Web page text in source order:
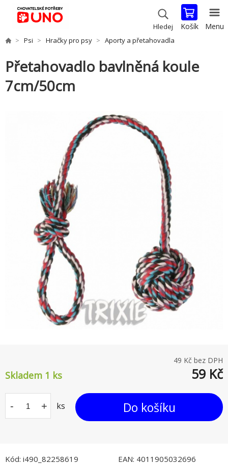
Hledej Košík Menu
Psi Hračky pro psy Aporty a přetahovadla
Přetahovadlo bavlněná koule
7cm/50cm
49 Kč bez DPH
Skladem 1 ks 59 Kč
- + ks Do košíku
Kód: i490_82258619 EAN: 4011905032696